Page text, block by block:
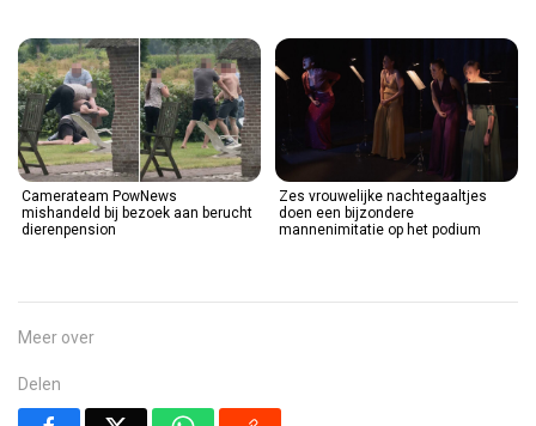
Camerateam PowNews
mishandeld bij bezoek aan berucht
dierenpension
Zes vrouwelijke nachtegaaltjes
doen een bijzondere
mannenimitatie op het podium
Meer over
Delen